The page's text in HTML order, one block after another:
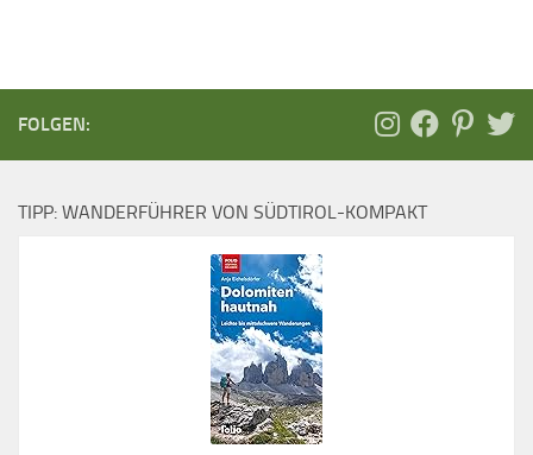
FOLGEN:
TIPP: WANDERFÜHRER VON SÜDTIROL-KOMPAKT